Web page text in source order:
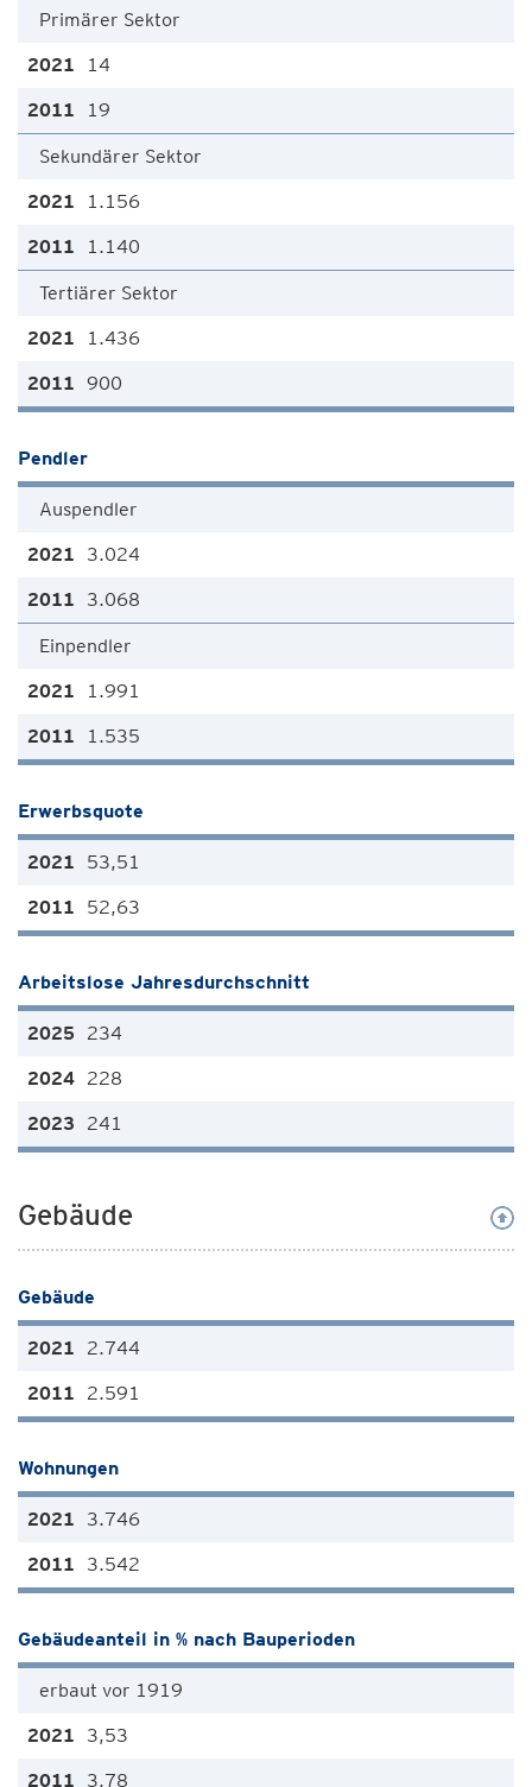
Primärer Sektor
14
19
Sekundärer Sektor
1.156
1.140
Tertiärer Sektor
1.436
900
Pendler
Auspendler
3.024
3.068
Einpendler
1.991
1.535
Erwerbsquote
53,51
52,63
Arbeitslose Jahresdurchschnitt
234
228
241
Gebäude
Gebäude
2.744
2.591
Wohnungen
3.746
3.542
Gebäudeanteil in % nach Bauperioden
erbaut vor 1919
3,53
3,78